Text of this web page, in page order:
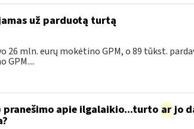
už parduotą turtą
mln. eurų mokėtino GPM, o 89 tūkst.
GPM....
apie ilgalaikio...turto arjo